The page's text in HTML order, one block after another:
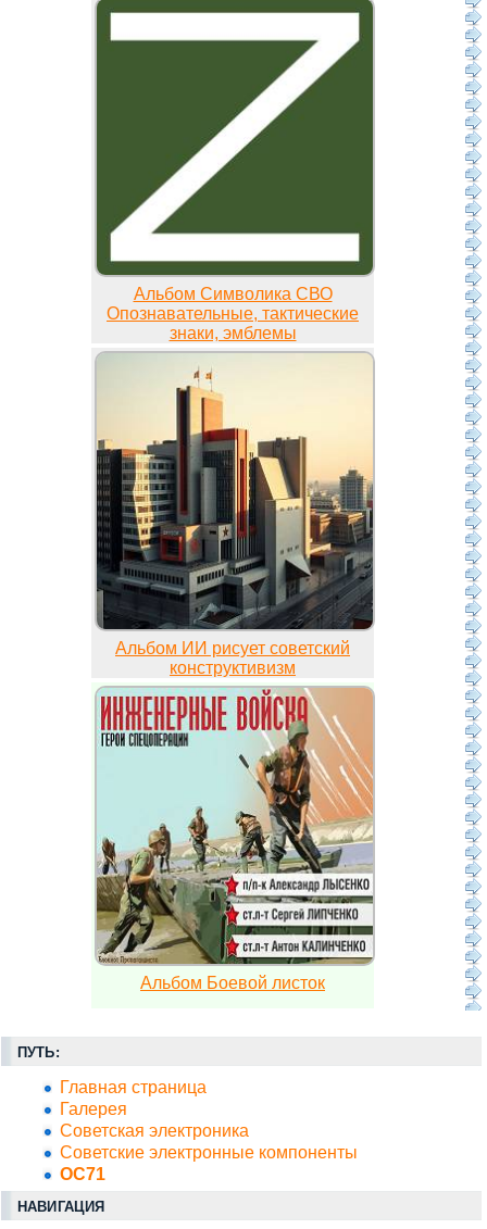
Альбом Символика СВО
Опознавательные, тактические
знаки, эмблемы
Альбом ИИ рисует советский
конструктивизм
Альбом Боевой листок
ПУТЬ:
Главная страница
Галерея
Советская электроника
Советские электронные компоненты
OC71
НАВИГАЦИЯ